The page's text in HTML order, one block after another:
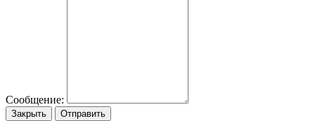
Сообщение:
Закрыть Отправить